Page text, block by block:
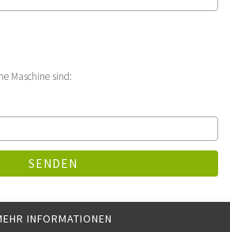
Maschine sind:
SENDEN
INFORMATIONEN